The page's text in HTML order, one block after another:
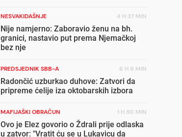
NESVAKIDAŠNJE 4 H 37 MIN
Nije namjerno: Zaboravio ženu na bh.
granici, nastavio put prema Njemačkoj
bez nje
PREDSJEDNIK SBB-A 6 H 9 MIN
Radončić uzburkao duhove: Zatvori da
pripreme ćelije iza oktobarskih izbora
MAFIJAŠKI OBRAČUN 1 H 50 MIN
Ovo je Elez govorio o Ždrali prije odlaska
u zatvor: "Vratit ću se u Lukavicu da